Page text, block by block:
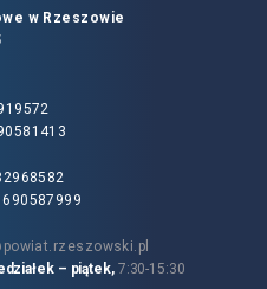
w Rzeszowie
690587999
– piątek, 7:30-15:30